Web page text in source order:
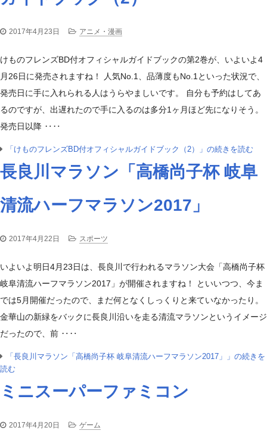
2017年4月23日 アニメ・漫画
けものフレンズBD付オフィシャルガイドブックの第2巻が、いよいよ4
月26日に発売されますね！ 人気No.1、品薄度もNo.1といった状況で、
発売日に手に入れられる人はうらやましいです。 自分も予約はしてあ
るのですが、出遅れたので手に入るのは多分1ヶ月ほど先になりそう。
発売日以降 ‥‥
「けものフレンズBD付オフィシャルガイドブック（2）」の続きを読む
長良川マラソン「高橋尚子杯 岐阜
清流ハーフマラソン2017」
2017年4月22日 スポーツ
いよいよ明日4月23日は、長良川で行われるマラソン大会「高橋尚子杯
岐阜清流ハーフマラソン2017」が開催されますね！ といいつつ、今ま
では5月開催だったので、まだ何となくしっくりと来ていなかったり。
金華山の新緑をバックに長良川沿いを走る清流マラソンというイメージ
だったので、前 ‥‥
「長良川マラソン「高橋尚子杯 岐阜清流ハーフマラソン2017」」の続きを
読む
ミニスーパーファミコン
2017年4月20日 ゲーム